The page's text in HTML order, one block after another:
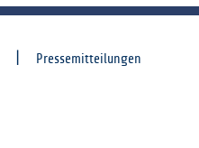
Pressemitteilungen